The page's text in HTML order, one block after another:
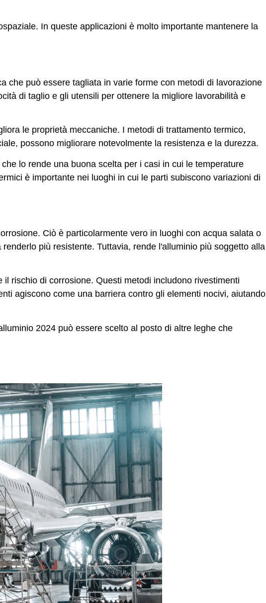
In queste applicazioni è molto importante mantenere la
che può essere tagliata in varie forme con metodi di lavorazione
di taglio e gli utensili per ottenere la migliore lavorabilità e
le proprietà meccaniche. I metodi di trattamento termico,
possono migliorare notevolmente la resistenza e la durezza.
lo rende una buona scelta per i casi in cui le temperature
è importante nei luoghi in cui le parti subiscono variazioni di
Ciò è particolarmente vero in luoghi con acqua salata o
più resistente. Tuttavia, rende l'alluminio più soggetto alla
rischio di corrosione. Questi metodi includono rivestimenti
agiscono come una barriera contro gli elementi nocivi, aiutando
2024 può essere scelto al posto di altre leghe che